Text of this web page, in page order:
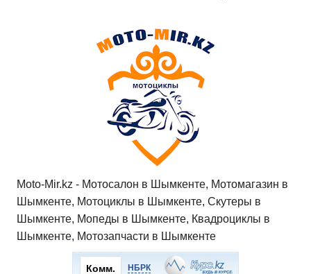
Moto-Mir.kz - Мотосалон в Шымкенте, Мотомагазин в
Шымкенте, Мотоциклы в Шымкенте, Скутеры в
Шымкенте, Мопеды в Шымкенте, Квадроциклы в
Шымкенте, Мотозапчасти в Шымкенте